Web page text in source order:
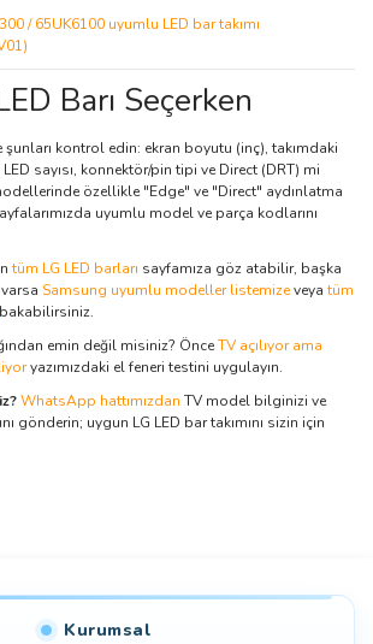
/ 65UK6100 uyumlu LED bar takımı
Barı Seçerken
şunları kontrol edin: ekran boyutu (inç), takımdaki
sayısı, konnektör/pin tipi ve Direct (DRT) mi
özellikle "Edge" ve "Direct" aydınlatma
uyumlu model ve parça kodlarını
tüm LG LED barları sayfamıza göz atabilir, başka
Samsung uyumlu modeller listemizeveya tüm
emin değil misiniz? ÖnceTV açılıyor ama
yazımızdaki el feneri testini uygulayın.
WhatsApp hattımızdan TV model bilginizi ve
gönderin; uygun LG LED bar takımını sizin için
Kurumsal